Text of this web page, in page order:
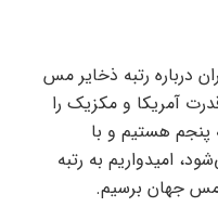
درباره رتبه ذخایر مس
جهان گفت: در سال ۱۴۰۲ با قدرت آمریکا و مکزیک را
پنجم هستیم و با
امیدواریم به رتبه
مس جهان برسیم.